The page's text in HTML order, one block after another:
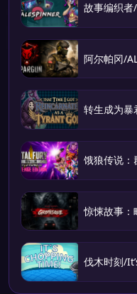
故事编织
阿尔帕冈/
转生成为
饿狼传说：
惊悚故事
伐木时刻/